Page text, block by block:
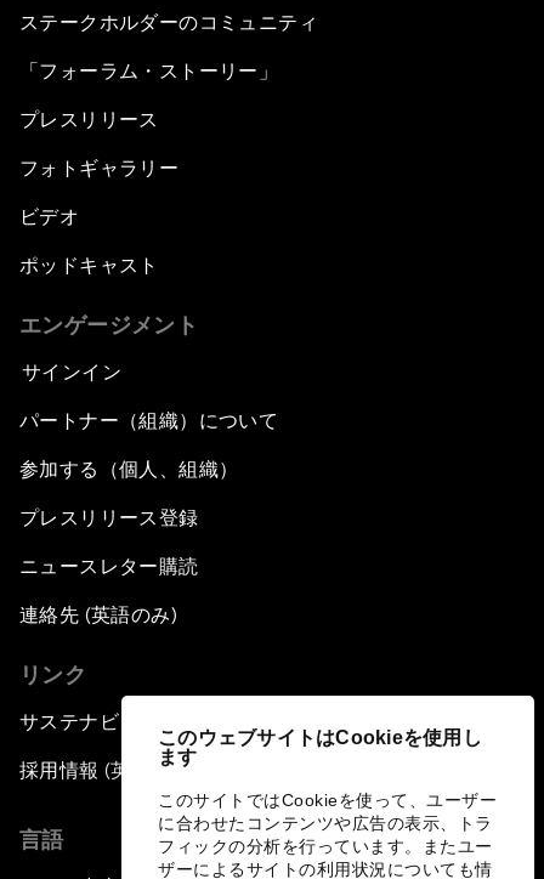
このウェブサイトはCookieを使用し
ます
このサイトではCookieを使って、ユーザー
に合わせたコンテンツや広告の表示、トラ
フィックの分析を行っています。またユー
ザーによるサイトの利用状況についても情
ステークホルダーのコミュニティ
「フォーラム・ストーリー」
プレスリリース
フォトギャラリー
ビデオ
ポッドキャスト
エンゲージメント
サインイン
パートナー（組織）について
参加する（個人、組織）
プレスリリース登録
ニュースレター購読
連絡先 (英語のみ)
リンク
サステナビリティへの取り組み
採用情報 (英語のみ)
言語